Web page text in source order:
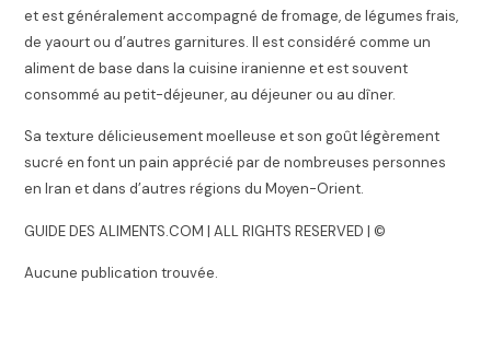
et est généralement accompagné de fromage, de légumes frais,
de yaourt ou d’autres garnitures. Il est considéré comme un
aliment de base dans la cuisine iranienne et est souvent
consommé au petit-déjeuner, au déjeuner ou au dîner.
Sa texture délicieusement moelleuse et son goût légèrement
sucré en font un pain apprécié par de nombreuses personnes
en Iran et dans d’autres régions du Moyen-Orient.
GUIDE DES ALIMENTS.COM | ALL RIGHTS RESERVED | ©
Aucune publication trouvée.